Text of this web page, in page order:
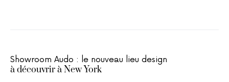
Showroom Audo : le nouveau lieu design
à découvrir à New York